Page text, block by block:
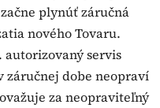
plynúť záručná
nového Tovaru.
autorizovaný servis
záručnej dobe neopraví
za neopraviteľný